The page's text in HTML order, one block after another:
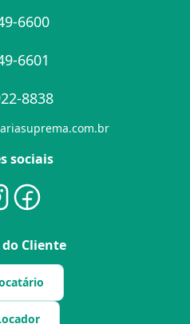
6600
6601
8838
sociais
do Cliente